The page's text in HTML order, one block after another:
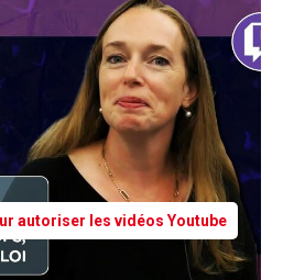
autoriser les vidéos Youtube